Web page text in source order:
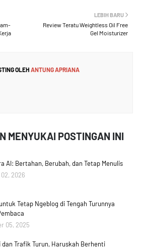
LEBIH BARU
Review Teratu Weightless Oil Free
Gel Moisturizer
OLEH ANTUNG APRIANA
MENYUKAI POSTINGAN INI
AI: Bertahan, Berubah, dan Tetap Menulis
2026
Tetap Ngeblog di Tengah Turunnya
05, 2025
dan Trafik Turun, Haruskah Berhenti